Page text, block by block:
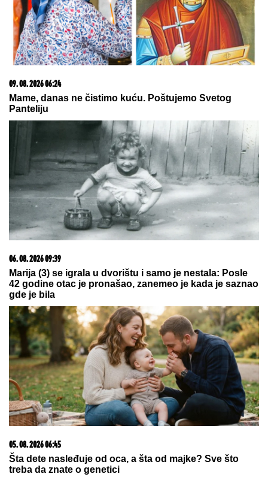
Hibrid broj 1 koji osvaja Evropu, sada po specijalnoj
akcijskoj ceni od 19.990€ do 31.8.
09. 08. 2026 09:35
Vučić obilazi radove na rekonstrukciji "Starog
železničkog mosta" (FOTO/VIDEO)